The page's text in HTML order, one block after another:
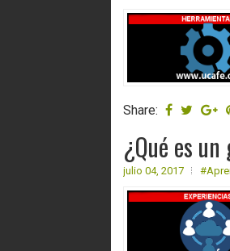
Share:
¿Qué es
julio 04, 2017